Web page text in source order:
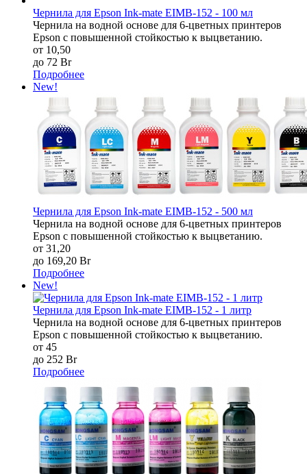
Чернила для Epson Ink-mate EIMB-152 - 100 мл
Чернила на водной основе для 6-цветных принтеров
Epson c повышенной стойкостью к выцветанию.
от 10,50
до 72 Br
Подробнее
New!
Чернила для Epson Ink-mate EIMB-152 - 500 мл
Чернила на водной основе для 6-цветных принтеров
Epson c повышенной стойкостью к выцветанию.
от 31,20
до 169,20 Br
Подробнее
New!
Чернила для Epson Ink-mate EIMB-152 - 1 литр
Чернила на водной основе для 6-цветных принтеров
Epson c повышенной стойкостью к выцветанию.
от 45
до 252 Br
Подробнее